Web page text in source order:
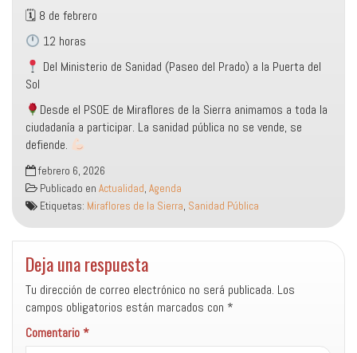
🗓 8 de febrero
12 horas
Del Ministerio de Sanidad (Paseo del Prado) a la Puerta del
Sol
Desde el PSOE de Miraflores de la Sierra animamos a toda la
ciudadanía a participar. La sanidad pública no se vende, se
defiende.
febrero 6, 2026
Publicado en Actualidad, Agenda
Etiquetas: Miraflores de la Sierra, Sanidad Pública
Deja una respuesta
Tu dirección de correo electrónico no será publicada. Los
campos obligatorios están marcados con *
Comentario*